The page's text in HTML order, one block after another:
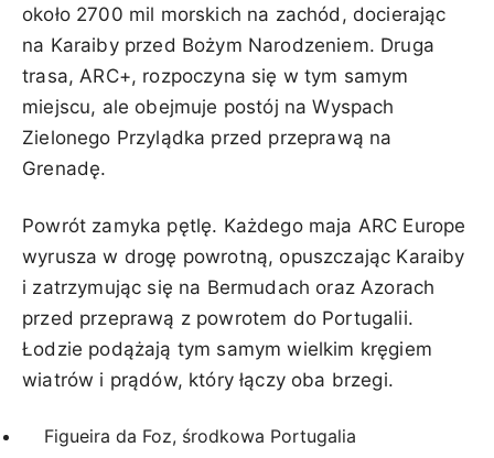
około 2700 mil morskich na zachód, docierając
na Karaiby przed Bożym Narodzeniem. Druga
trasa, ARC+, rozpoczyna się w tym samym
miejscu, ale obejmuje postój na Wyspach
Zielonego Przylądka przed przeprawą na
Grenadę.
Powrót zamyka pętlę. Każdego maja ARC Europe
wyrusza w drogę powrotną, opuszczając Karaiby
i zatrzymując się na Bermudach oraz Azorach
przed przeprawą z powrotem do Portugalii.
Łodzie podążają tym samym wielkim kręgiem
wiatrów i prądów, który łączy oba brzegi.
Figueira da Foz, środkowa Portugalia